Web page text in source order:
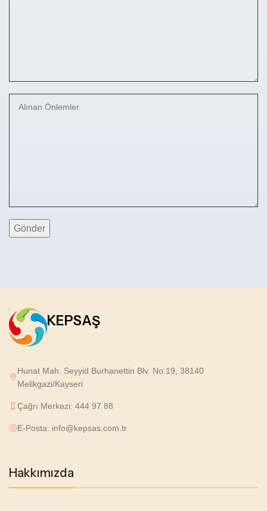
KEPSAŞ
Hunat Mah. Seyyid Burhanettin Blv. No:19, 38140
Melikgazi/Kayseri
Çağrı Merkezi: 444 97 88
E-Posta: info@kepsas.com.tr
Hakkımızda